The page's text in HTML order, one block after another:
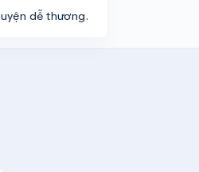
dễ thương.